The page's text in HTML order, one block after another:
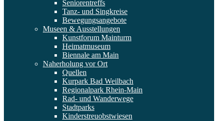
Seniorentreffs
Tanz- und Singkreise
Bewegungsangebote
Museen & Ausstellungen
Kunstforum Mainturm
Heimatmuseum
Biennale am Main
Naherholung vor Ort
Quellen
Kurpark Bad Weilbach
Regionalpark Rhein-Main
Rad- und Wanderwege
Stadtparks
Kinderstreuobstwiesen